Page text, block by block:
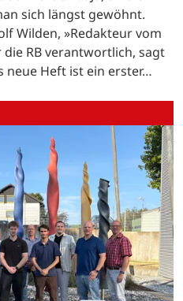
sich längst gewöhnt.
Wilden, »Redakteur vom
RB verantwortlich, sagt
neue Heft ist ein erster…